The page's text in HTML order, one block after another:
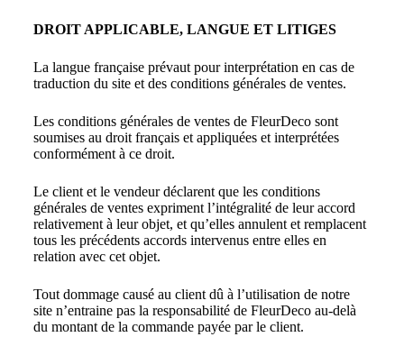
DROIT APPLICABLE, LANGUE ET LITIGES
La langue française prévaut pour interprétation en cas de
traduction du site et des conditions générales de ventes.
Les conditions générales de ventes de FleurDeco sont
soumises au droit français et appliquées et interprétées
conformément à ce droit.
Le client et le vendeur déclarent que les conditions
générales de ventes expriment l’intégralité de leur accord
relativement à leur objet, et qu’elles annulent et remplacent
tous les précédents accords intervenus entre elles en
relation avec cet objet.
Tout dommage causé au client dû à l’utilisation de notre
site n’entraine pas la responsabilité de FleurDeco au-delà
du montant de la commande payée par le client.